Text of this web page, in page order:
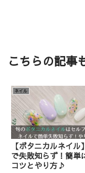
こちらの記事
ネイル
【ボタニカルネイル
で失敗知らず！簡単
コツとやり方♪